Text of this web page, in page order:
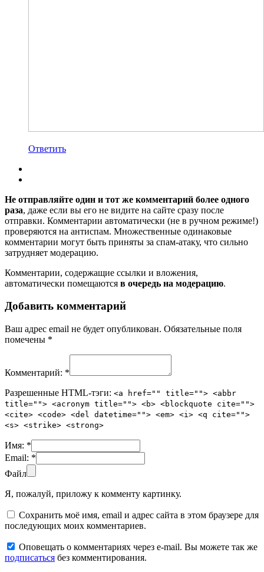
Ответить
Не отправляйте один и тот же комментарий более одного
раза, даже если вы его не видите на сайте сразу после
отправки. Комментарии автоматически (не в ручном режиме!)
проверяются на антиспам. Множественные одинаковые
комментарии могут быть приняты за спам-атаку, что сильно
затрудняет модерацию.
Комментарии, содержащие ссылки и вложения,
автоматически помещаются в очередь на модерацию.
Добавить комментарий
Ваш адрес email не будет опубликован. Обязательные поля
помечены *
Комментарий: *
Разрешенные HTML-тэги: <a href="" title=""> <abbr
title=""> <acronym title=""> <b> <blockquote cite="">
<cite> <code> <del datetime=""> <em> <i> <q cite="">
<s> <strike> <strong>
Имя: *
Email: *
Файл
Я, пожалуй, приложу к комменту картинку.
Сохранить моё имя, email и адрес сайта в этом браузере для
последующих моих комментариев.
Оповещать о комментариях через e-mail. Вы можете так же
подписаться без комментирования.